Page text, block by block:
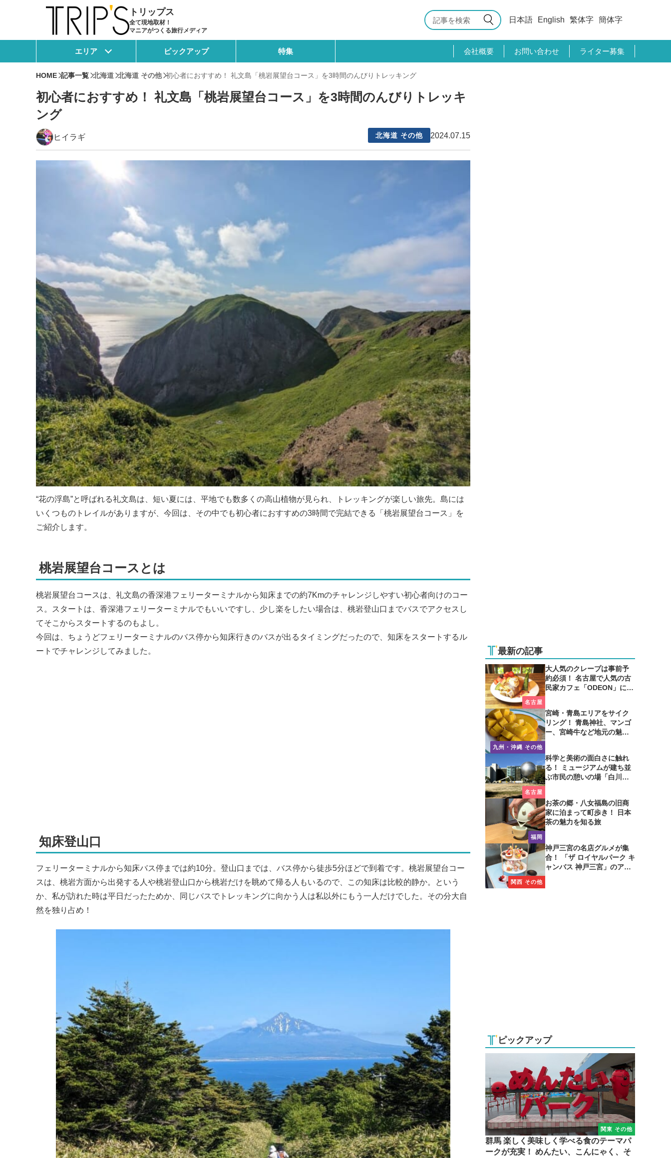
トリップス
全て現地取材！
マニアがつくる旅行メディア
日本語 English 繁体字 簡体字
エリア ピックアップ 特集 会社概要 お問い合わせ ライター募集
HOME 記事一覧 北海道 北海道 その他 初心者におすすめ！ 礼文島「桃岩展望台コース」を3時間のんびりトレッキング
初心者におすすめ！ 礼文島「桃岩展望台コース」を3時間のんびりトレッキ
ング
ヒイラギ 北海道 その他 2024.07.15
“花の浮島”と呼ばれる礼文島は、短い夏には、平地でも数多くの高山植物が見られ、トレッキングが楽しい旅先。島には
いくつものトレイルがありますが、今回は、その中でも初心者におすすめの3時間で完結できる「桃岩展望台コース」を
ご紹介します。
桃岩展望台コースとは
桃岩展望台コースは、礼文島の香深港フェリーターミナルから知床までの約7Kmのチャレンジしやすい初心者向けのコー
ス。スタートは、香深港フェリーターミナルでもいいですし、少し楽をしたい場合は、桃岩登山口までバスでアクセスし
てそこからスタートするのもよし。
今回は、ちょうどフェリーターミナルのバス停から知床行きのバスが出るタイミングだったので、知床をスタートするル
ートでチャレンジしてみました。
知床登山口
フェリーターミナルから知床バス停までは約10分。登山口までは、バス停から徒歩5分ほどで到着です。桃岩展望台コー
スは、桃岩方面から出発する人や桃岩登山口から桃岩だけを眺めて帰る人もいるので、この知床は比較的静か。という
か、私が訪れた時は平日だったためか、同じバスでトレッキングに向かう人は私以外にもう一人だけでした。その分大自
然を独り占め！
最新の記事
名古屋
大人気のクレープは事前予
約必須！ 名古屋で人気の古
民家カフェ「ODEON」に行
九州・沖縄 その他
宮崎・青島エリアをサイク
リング！ 青島神社、マンゴ
ー、宮崎牛など地元の魅力
名古屋
科学と美術の面白さに触れ
る！ ミュージアムが建ち並
ぶ市民の憩いの場「白川公
福岡
お茶の郷・八女福島の旧商
家に泊まって町歩き！ 日本
茶の魅力を知る旅
関西 その他
神戸三宮の名店グルメが集
合！ 「ザ ロイヤルパーク キ
ャンバス 神戸三宮」のアフ
ピックアップ
関東 その他
群馬 楽しく美味しく学べる食のテーマパ
ークが充実！ めんたい、こんにゃく、そ